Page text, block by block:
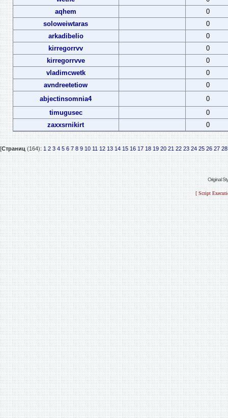
aqhem
0
soloweiwtaras
0
arkadibelio
0
kirregorrvv
0
kirregorrvve
0
vladimcwetk
0
avndreetetiow
0
abjectinsomnia4
0
timugusec
0
zaxxsrnikirt
0
[Страниц(164):1 2 3 4 5 6 7 8 9 10 11 12 13 14 15 16 17 18 19 20 21 22 23 24 25 26 27 28
Original
[ Script